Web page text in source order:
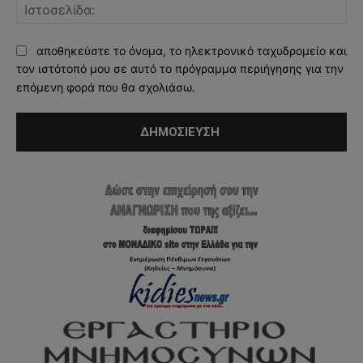
αποθηκεύστε το όνομα, το ηλεκτρονικό ταχυδρομείο και
τον ιστότοπό μου σε αυτό το πρόγραμμα περιήγησης για την
επόμενη φορά που θα σχολιάσω.